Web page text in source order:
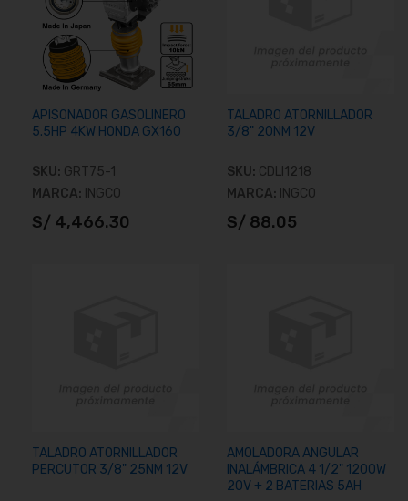
APISONADOR GASOLINERO
5.5HP 4KW HONDA GX160
SKU: GRT75-1
MARCA: INGCO
S/ 4,466.30
TALADRO ATORNILLADOR
3/8" 20NM 12V
SKU: CDLI1218
MARCA: INGCO
S/ 88.05
TALADRO ATORNILLADOR
PERCUTOR 3/8" 25NM 12V
AMOLADORA ANGULAR
INALÁMBRICA 4 1/2" 1200W
20V + 2 BATERIAS 5AH